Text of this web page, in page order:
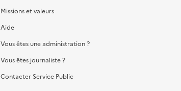
Missions et valeurs
Aide
Vous êtes une administration ?
Vous êtes journaliste ?
Contacter Service Public